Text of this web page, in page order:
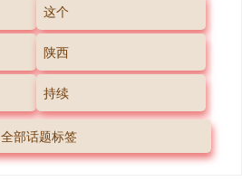
这个
陕西
持续
全部话题标签